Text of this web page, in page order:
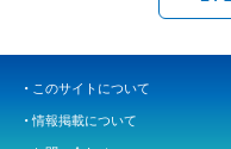
このサイトについて
情報掲載について